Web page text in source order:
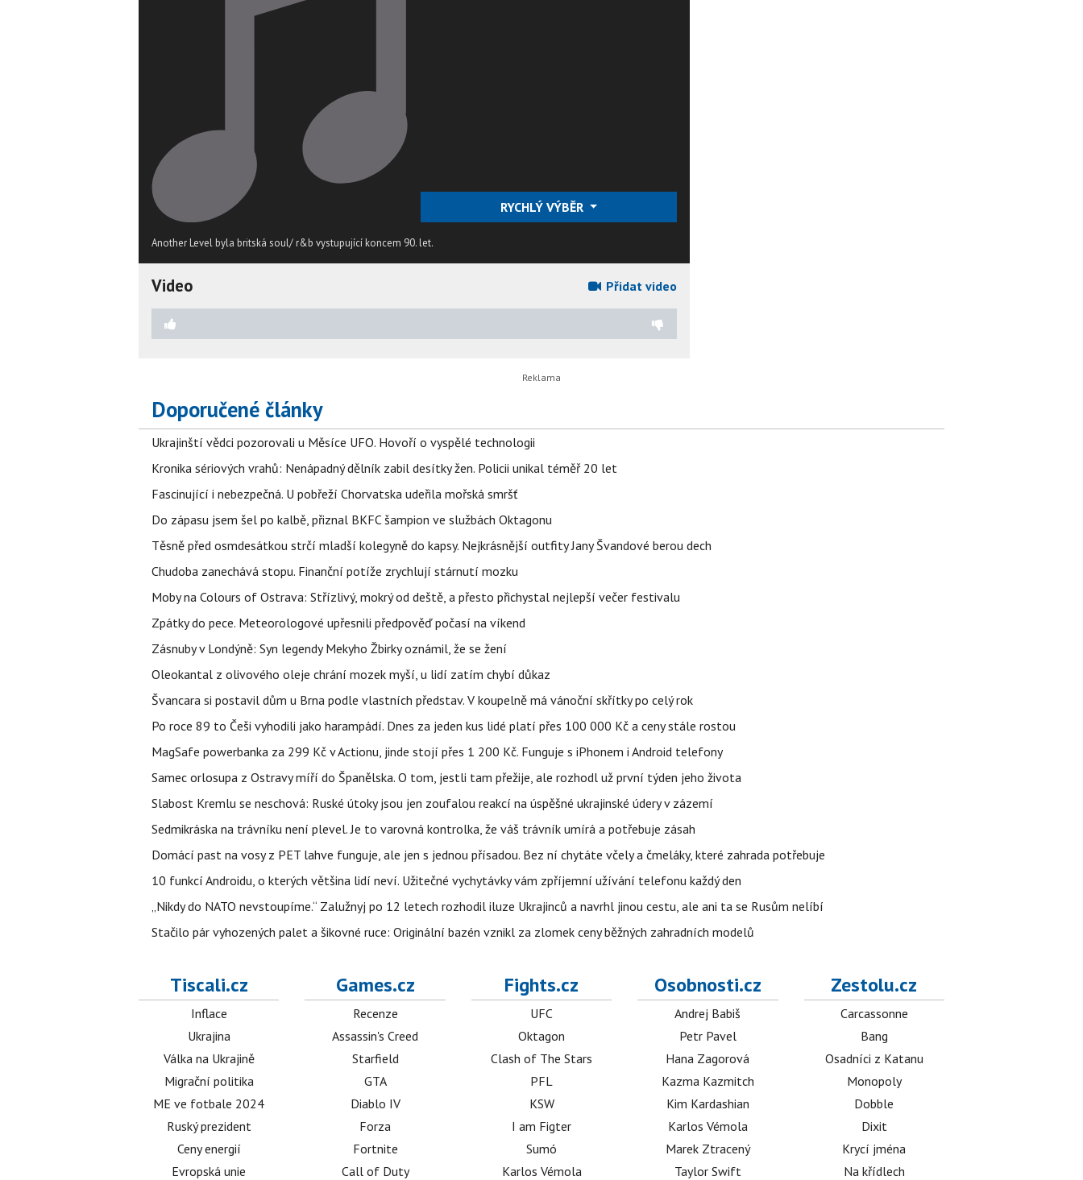
RYCHLÝ VÝBĚR
Another Level byla britská soul/ r&b vystupující koncem 90. let.
Video Přidat video
Doporučené články
Ukrajinští vědci pozorovali u Měsíce UFO. Hovoří o vyspělé technologii
Kronika sériových vrahů: Nenápadný dělník zabil desítky žen. Policii unikal téměř 20 let
Fascinující i nebezpečná. U pobřeží Chorvatska udeřila mořská smršť
Do zápasu jsem šel po kalbě, přiznal BKFC šampion ve službách Oktagonu
Těsně před osmdesátkou strčí mladší kolegyně do kapsy. Nejkrásnější outfity Jany Švandové berou dech
Chudoba zanechává stopu. Finanční potíže zrychlují stárnutí mozku
Moby na Colours of Ostrava: Střízlivý, mokrý od deště, a přesto přichystal nejlepší večer festivalu
Zpátky do pece. Meteorologové upřesnili předpověď počasí na víkend
Zásnuby v Londýně: Syn legendy Mekyho Žbirky oznámil, že se žení
Oleokantal z olivového oleje chrání mozek myší, u lidí zatím chybí důkaz
Švancara si postavil dům u Brna podle vlastních představ. V koupelně má vánoční skřítky po celý rok
Po roce 89 to Češi vyhodili jako harampádí. Dnes za jeden kus lidé platí přes 100 000 Kč a ceny stále rostou
MagSafe powerbanka za 299 Kč v Actionu, jinde stojí přes 1 200 Kč. Funguje s iPhonem i Android telefony
Samec orlosupa z Ostravy míří do Španělska. O tom, jestli tam přežije, ale rozhodl už první týden jeho života
Slabost Kremlu se neschová: Ruské útoky jsou jen zoufalou reakcí na úspěšné ukrajinské údery v zázemí
Sedmikráska na trávníku není plevel. Je to varovná kontrolka, že váš trávník umírá a potřebuje zásah
Domácí past na vosy z PET lahve funguje, ale jen s jednou přísadou. Bez ní chytáte včely a čmeláky, které zahrada potřebuje
10 funkcí Androidu, o kterých většina lidí neví. Užitečné vychytávky vám zpříjemní užívání telefonu každý den
„Nikdy do NATO nevstoupíme.“ Zalužnyj po 12 letech rozhodil iluze Ukrajinců a navrhl jinou cestu, ale ani ta se Rusům nelíbí
Stačilo pár vyhozených palet a šikovné ruce: Originální bazén vznikl za zlomek ceny běžných zahradních modelů
Tiscali.cz
Inflace
Ukrajina
Válka na Ukrajině
Migrační politika
ME ve fotbale 2024
Ruský prezident
Ceny energií
Evropská unie
Games.cz
Recenze
Assassin's Creed
Starfield
GTA
Diablo IV
Forza
Fortnite
Call of Duty
Fights.cz
UFC
Oktagon
Clash of The Stars
PFL
KSW
I am Figter
Sumó
Karlos Vémola
Osobnosti.cz
Andrej Babiš
Petr Pavel
Hana Zagorová
Kazma Kazmitch
Kim Kardashian
Karlos Vémola
Marek Ztracený
Taylor Swift
Zestolu.cz
Carcassonne
Bang
Osadníci z Katanu
Monopoly
Dobble
Dixit
Krycí jména
Na křídlech